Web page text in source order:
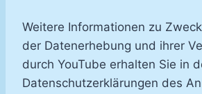
Weitere Informationen zu
der Datenerhebung und ihrer
durch YouTube erhalten Sie in
Datenschutzerklärungen des